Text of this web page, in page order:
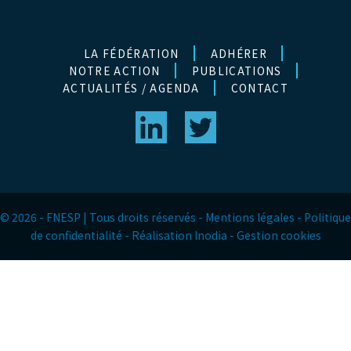
LA FÉDÉRATION
ADHÉRER
NOTRE ACTION
PUBLICATIONS
ACTUALITÉS / AGENDA
CONTACT
g h
© 2026 - FNESP | Tous droits réservés - Mentions légales - Politique
de confidentialité - Réalisation Inodia - Gestion cookies